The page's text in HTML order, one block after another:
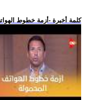
.. كلمة أخيرة -أزمة خطوط